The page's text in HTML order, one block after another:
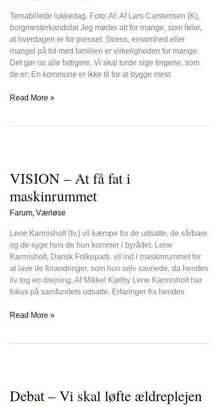
Temabillede lukkedag. Foto: AI: Af Lars Carstensen (K),
borgmesterkandidat Jeg møder alt for mange, som føler,
at hverdagen er for presset. Stress, ensomhed eller
mangel på tid med familien er virkeligheden for mange.
Det gør os alle fattigere. Vi skal turde sige tingene, som
de er: En kommune er ikke til for at bygge mest
opgave
Read More »
VISION – At få fat i
maskinrummet
Farum, Værløse
Lene Karmisholt (tv.) vil kæmpe for de udsatte, de sårbare
og de syge hvis de hun kommer i byrådet. Lene
Karmisholt, Dansk Folkeparti, vil ind i maskinrummet for
at lave de forandringer, som hun selv savnede, da hendes
liv tog en drejning. Af Mikkel Kjølby Lene Karmisholt har
fokus på samfundets udsatte. Erfaringer fra hendes
At
få
fat
i
Read More »
Debat – Vi skal løfte ældreplejen
Vi
skal